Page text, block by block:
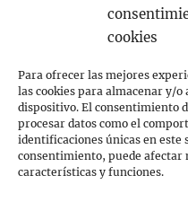
cookies
Para ofrecer las mejores
las cookies para almacenar y/
dispositivo. El consentimiento
procesar datos como el
identificaciones únicas en
consentimiento, puede afectar
características y funciones.
Acerca de
FARMACIA